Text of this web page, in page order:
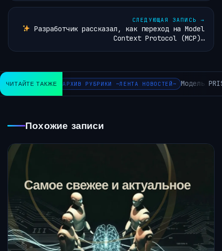
СЛЕДУЮЩАЯ ЗАПИСЬ →
Разработчик рассказал, как переход на Model
Context Protocol (MCP)…
ЧИТАЙТЕ ТАКЖЕ АРХИВ РУБРИКИ ~ЛЕНТА НОВОСТЕЙ~ Модель
Похожие записи